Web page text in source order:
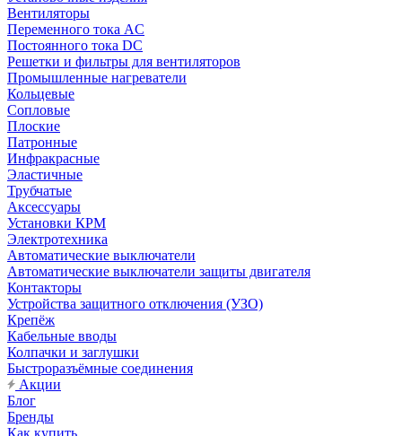
Вентиляторы
Переменного тока AC
Постоянного тока DC
Решетки и фильтры для вентиляторов
Промышленные нагреватели
Кольцевые
Сопловые
Плоские
Патронные
Инфракрасные
Эластичные
Трубчатые
Аксессуары
Установки КРМ
Электротехника
Автоматические выключатели
Автоматические выключатели защиты двигателя
Контакторы
Устройства защитного отключения (УЗО)
Крепёж
Кабельные вводы
Колпачки и заглушки
Быстроразъёмные соединения
Акции
Блог
Бренды
Как купить